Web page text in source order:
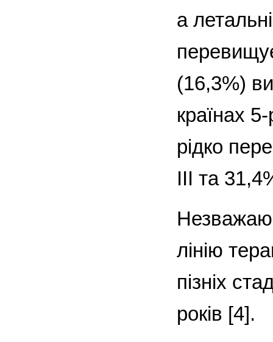
а
(16,3%)
країнах
рідко
ІІІ та
лінію
пізніх
років [4].